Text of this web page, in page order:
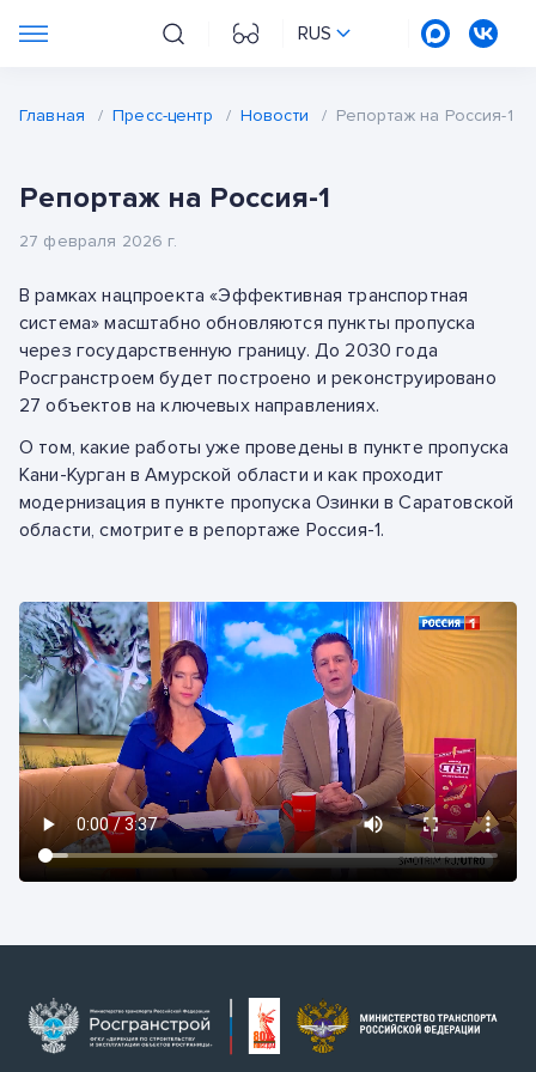
RUS
Главная / Пресс-центр / Новости / Репортаж на Россия-1
Репортаж на Россия-1
27 февраля 2026 г.
В рамках нацпроекта «Эффективная транспортная
система» масштабно обновляются пункты пропуска
через государственную границу. До 2030 года
Росгранстроем будет построено и реконструировано
27 объектов на ключевых направлениях.
О том, какие работы уже проведены в пункте пропуска
Кани-Курган в Амурской области и как проходит
модернизация в пункте пропуска Озинки в Саратовской
области, смотрите в репортаже Россия-1.